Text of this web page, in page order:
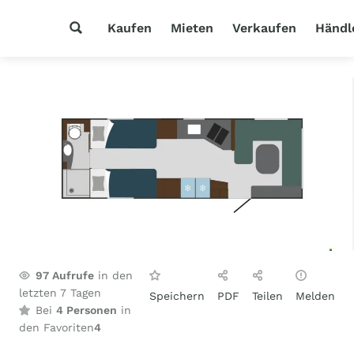
Kaufen Mieten Verkaufen
97 Aufrufe in den
letzten 7 Tagen
Bei 4 Personen in
den Favoriten4
Speichern PDF Teilen Melden